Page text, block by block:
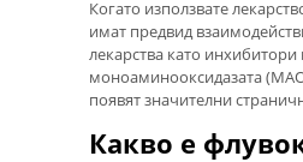
Когато използвате
имат предвид
лекарства като инхибитори
моноаминооксидазата
появят значителни
Какво е